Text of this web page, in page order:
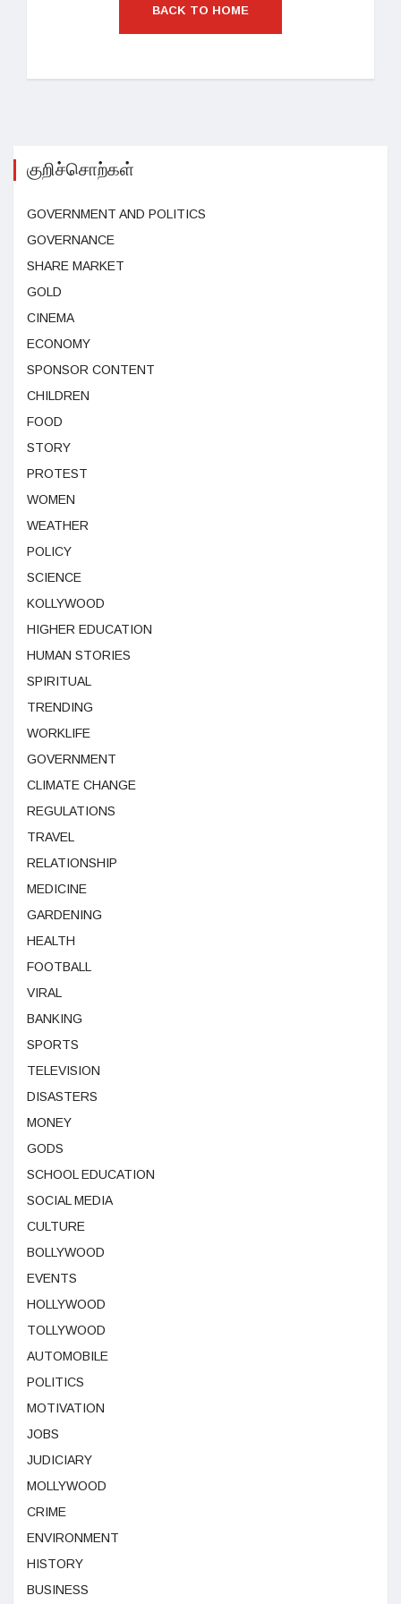
BACK TO HOME
குறிச்சொற்கள்
GOVERNMENT AND POLITICS
GOVERNANCE
SHARE MARKET
GOLD
CINEMA
ECONOMY
SPONSOR CONTENT
CHILDREN
FOOD
STORY
PROTEST
WOMEN
WEATHER
POLICY
SCIENCE
KOLLYWOOD
HIGHER EDUCATION
HUMAN STORIES
SPIRITUAL
TRENDING
WORKLIFE
GOVERNMENT
CLIMATE CHANGE
REGULATIONS
TRAVEL
RELATIONSHIP
MEDICINE
GARDENING
HEALTH
FOOTBALL
VIRAL
BANKING
SPORTS
TELEVISION
DISASTERS
MONEY
GODS
SCHOOL EDUCATION
SOCIAL MEDIA
CULTURE
BOLLYWOOD
EVENTS
HOLLYWOOD
TOLLYWOOD
AUTOMOBILE
POLITICS
MOTIVATION
JOBS
JUDICIARY
MOLLYWOOD
CRIME
ENVIRONMENT
HISTORY
BUSINESS